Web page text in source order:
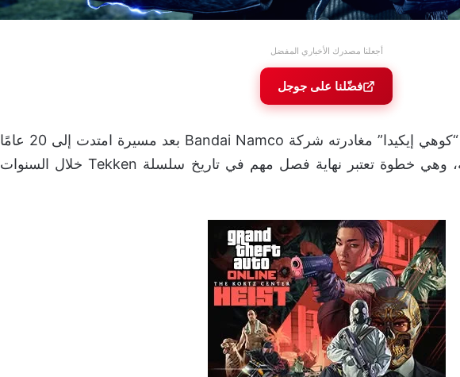
أجعلنا مصدرك الأخباري المفضل
فضّلنا على جوجل
أعلن مخرج Tekken 8 والمطور “كوهي إيكيدا” مغادرته شركة Bandai Namco بعد مسيرة امتدت إلى 20 عامًا
من العمل والتفاني داخل الشركة، وهي خطوة تعتبر نهاية فصل مهم في تاريخ سلسلة Tekken خلال السنوات